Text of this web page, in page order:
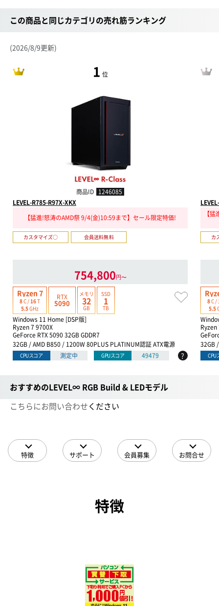
この商品と同じカテゴリの売れ筋ランキング
(2026/8/9更新)
1 位
商品ID 1246085
LEVEL-R785-R97X-XKX
【猛進!怒涛のAMD祭 9/4(金)10:59まで】セール限定特価!
カスタマイズ○ 会員送料無料
754,800円〜
Ryzen 7
8C /16T
5.5GHz
RTX
5090
メモリ
32
GB
SSD
1
TB
Windows 11 Home [DSP版]
Ryzen 7 9700X
GeForce RTX 5090 32GB GDDR7
32GB / AMD B850 / 1200W 80PLUS PLATINUM認証 ATX電源
CPUスコア 測定中 GPUスコア 49479 ?
【
カ
8C /
5.5
32GB
CPU
おすすめのLEVEL∞ RGB Build & LEDモデル
こちらにお問い合わせください
特徴 サポート 会員募集 お問合せ
特徴